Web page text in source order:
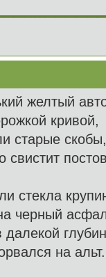
желтый
кривой,
старые скобы,
свистит
стекла
черный
далекой
на альт.